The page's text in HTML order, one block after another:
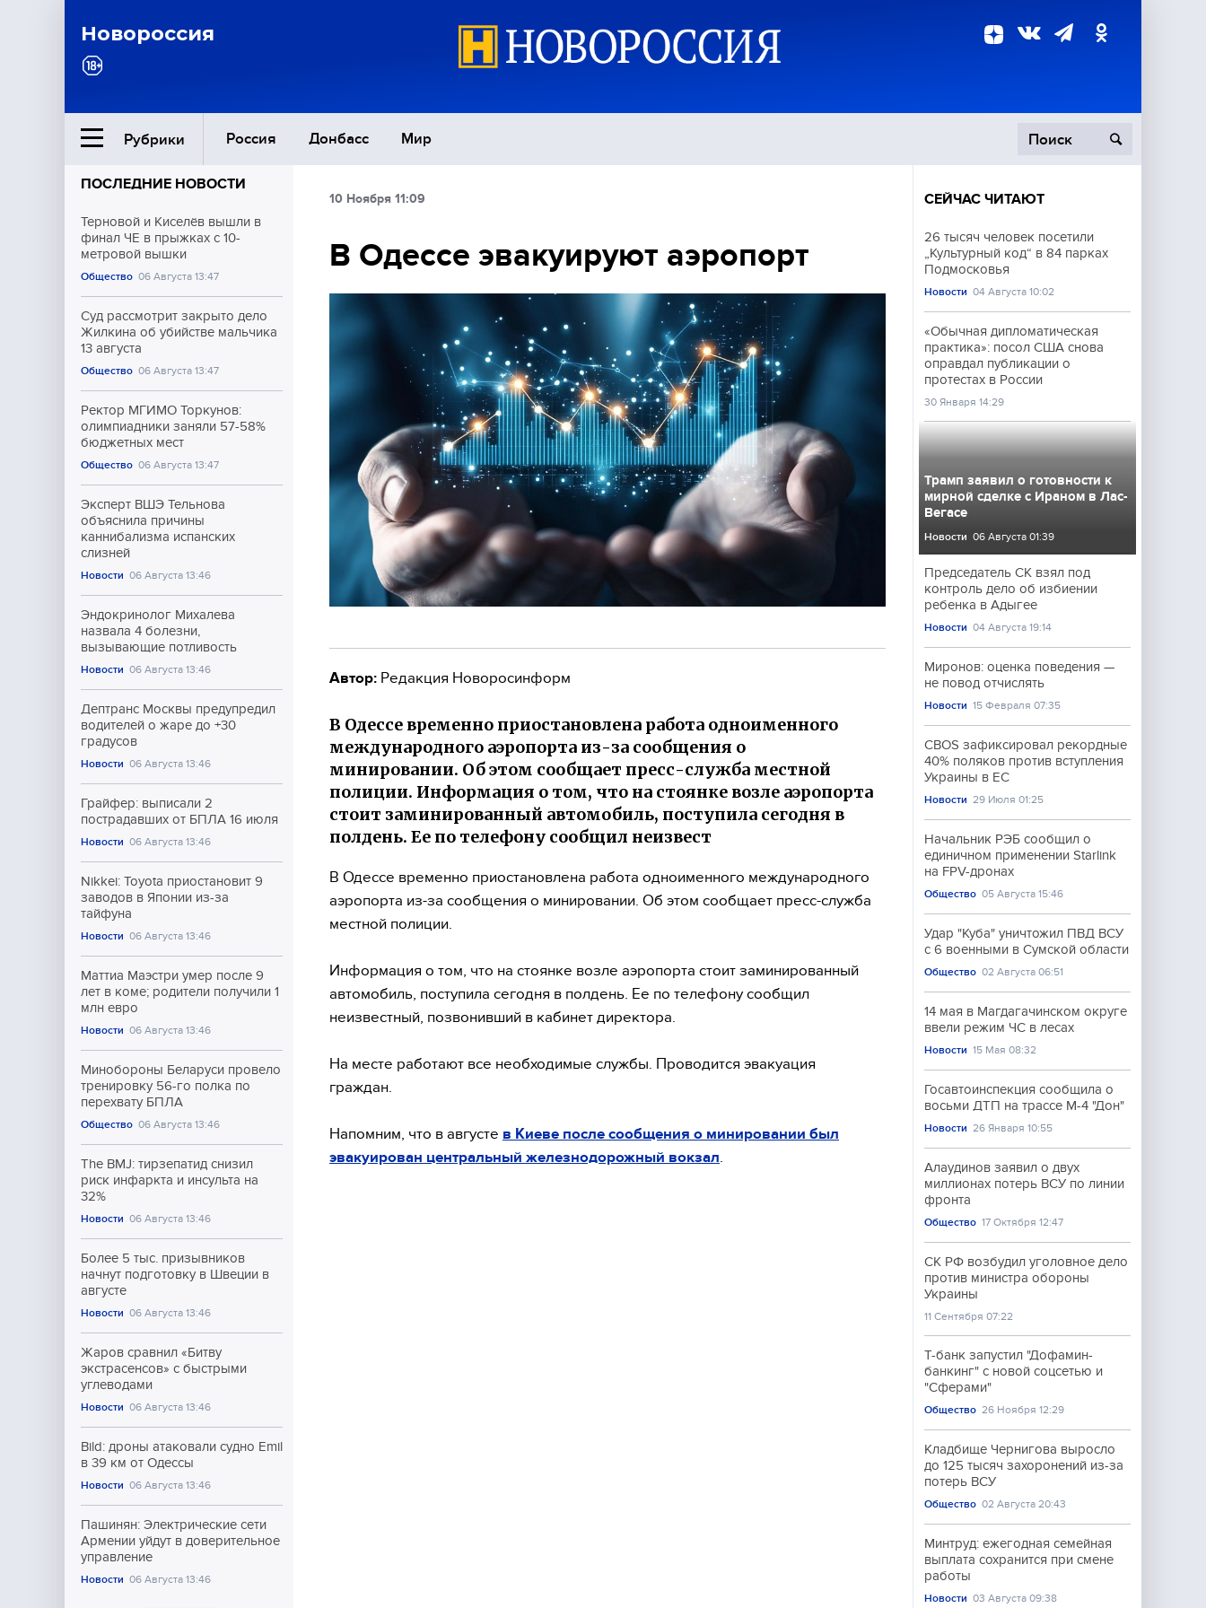
Новороссия
Рубрики Россия Донбасс Мир
Ближний Восток
Общество
Экономика
Происшествия
Культура
Спорт
ПОСЛЕДНИЕ НОВОСТИ
Терновой и Киселёв вышли в
финал ЧЕ в прыжках с 10-
метровой вышки
Общество 06 Августа 13:47
Суд рассмотрит закрыто дело
Жилкина об убийстве мальчика
13 августа
Общество 06 Августа 13:47
Ректор МГИМО Торкунов:
олимпиадники заняли 57-58%
бюджетных мест
Общество 06 Августа 13:47
Эксперт ВШЭ Тельнова
объяснила причины
каннибализма испанских
слизней
Новости 06 Августа 13:46
Эндокринолог Михалева
назвала 4 болезни,
вызывающие потливость
Новости 06 Августа 13:46
Дептранс Москвы предупредил
водителей о жаре до +30
градусов
Новости 06 Августа 13:46
Грайфер: выписали 2
пострадавших от БПЛА 16 июля
Новости 06 Августа 13:46
Nikkei: Toyota приостановит 9
заводов в Японии из-за
тайфуна
Новости 06 Августа 13:46
Маттиа Маэстри умер после 9
лет в коме; родители получили 1
млн евро
Новости 06 Августа 13:46
Минобороны Беларуси провело
тренировку 56-го полка по
перехвату БПЛА
Общество 06 Августа 13:46
The BMJ: тирзепатид снизил
риск инфаркта и инсульта на
32%
Новости 06 Августа 13:46
Более 5 тыс. призывников
начнут подготовку в Швеции в
августе
Новости 06 Августа 13:46
Жаров сравнил «Битву
экстрасенсов» с быстрыми
углеводами
Новости 06 Августа 13:46
Bild: дроны атаковали судно Emil
в 39 км от Одессы
Новости 06 Августа 13:46
Пашинян: Электрические сети
Армении уйдут в доверительное
управление
Новости 06 Августа 13:46
10 Ноября 11:09
В Одессе эвакуируют аэропорт
Автор: Редакция Новоросинформ
В Одессе временно приостановлена работа одноименного
международного аэропорта из-за сообщения о
минировании. Об этом сообщает пресс-служба местной
полиции. Информация о том, что на стоянке возле аэропорта
стоит заминированный автомобиль, поступила сегодня в
полдень. Ее по телефону сообщил неизвест
В Одессе временно приостановлена работа одноименного международного
аэропорта из-за сообщения о минировании. Об этом сообщает пресс-служба
местной полиции.
Информация о том, что на стоянке возле аэропорта стоит заминированный
автомобиль, поступила сегодня в полдень. Ее по телефону сообщил
неизвестный, позвонивший в кабинет директора.
На месте работают все необходимые службы. Проводится эвакуация
граждан.
Напомним, что в августе в Киеве после сообщения о минировании был
эвакуирован центральный железнодорожный вокзал
СЕЙЧАС ЧИТАЮТ
26 тысяч человек посетили
„Культурный код“ в 84 парках
Подмосковья
Новости 04 Августа 10:02
«Обычная дипломатическая
практика»: посол США снова
оправдал публикации о
протестах в России
30 Января 14:29
Трамп заявил о готовности к
мирной сделке с Ираном в Лас-
Вегасе
Новости 06 Августа 01:39
Председатель СК взял под
контроль дело об избиении
ребенка в Адыгее
Новости 04 Августа 19:14
Миронов: оценка поведения —
не повод отчислять
Новости 15 Февраля 07:35
CBOS зафиксировал рекордные
40% поляков против вступления
Украины в ЕС
Новости 29 Июля 01:25
Начальник РЭБ сообщил о
единичном применении Starlink
на FPV-дронах
Общество 05 Августа 15:46
Удар "Куба" уничтожил ПВД ВСУ
с 6 военными в Сумской области
Общество 02 Августа 06:51
14 мая в Магдагачинском округе
ввели режим ЧС в лесах
Новости 15 Мая 08:32
Госавтоинспекция сообщила о
восьми ДТП на трассе М-4 "Дон"
Новости 26 Января 10:55
Алаудинов заявил о двух
миллионах потерь ВСУ по линии
фронта
Общество 17 Октября 12:47
СК РФ возбудил уголовное дело
против министра обороны
Украины
11 Сентября 07:22
Т-банк запустил "Дофамин-
банкинг" с новой соцсетью и
"Сферами"
Общество 26 Ноября 12:29
Кладбище Чернигова выросло
до 125 тысяч захоронений из-за
потерь ВСУ
Общество 02 Августа 20:43
Минтруд: ежегодная семейная
выплата сохранится при смене
работы
Новости 03 Августа 09:38